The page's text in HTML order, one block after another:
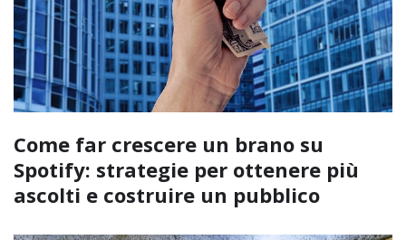
Come far crescere un brano su
Spotify: strategie per ottenere più
ascolti e costruire un pubblico